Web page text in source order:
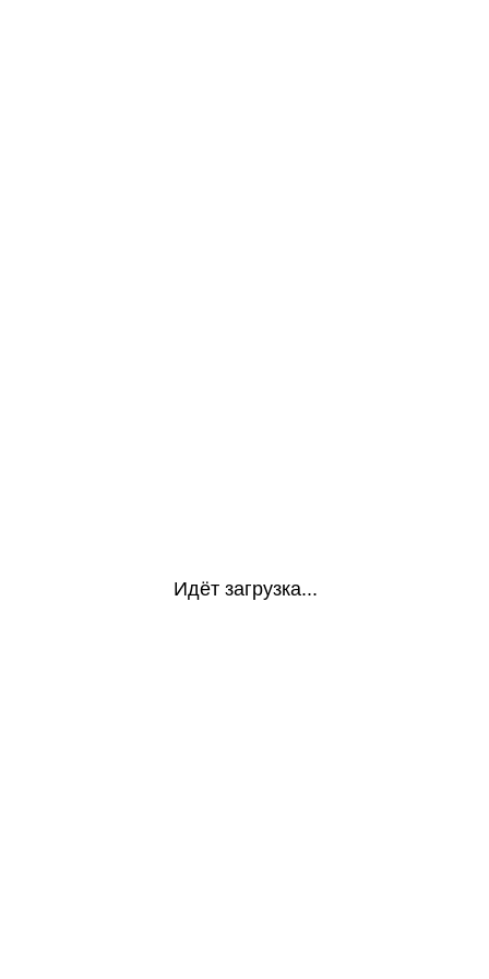
Идёт загрузка...